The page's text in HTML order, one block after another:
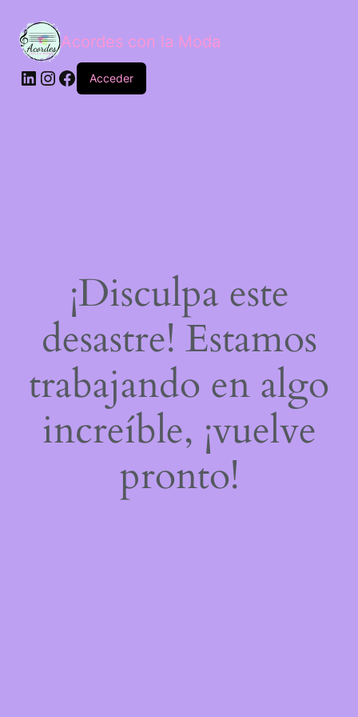
Acordes con la Moda
Acceder
¡Disculpa este
desastre! Estamos
trabajando en algo
increíble, ¡vuelve
pronto!